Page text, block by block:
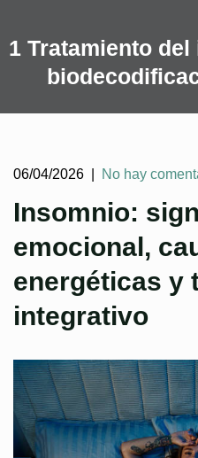
1 Tratamiento
06/04/2026 No hay
Insomnio:
emocional,
energéticas y
integrativo